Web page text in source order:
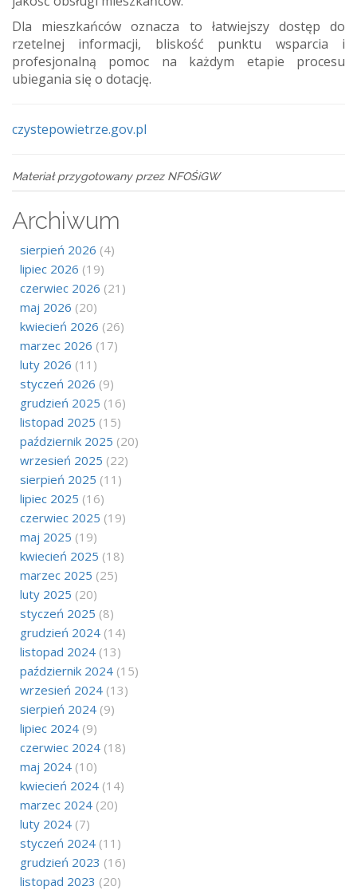
Dla mieszkańców oznacza to łatwiejszy dostęp do
rzetelnej informacji, bliskość punktu wsparcia i
profesjonalną pomoc na każdym etapie procesu
ubiegania się o dotację.
czystepowietrze.gov.pl
Materiał przygotowany przez NFOŚiGW
Archiwum
sierpień 2026 (4)
lipiec 2026 (19)
czerwiec 2026 (21)
maj 2026 (20)
kwiecień 2026 (26)
marzec 2026 (17)
luty 2026 (11)
styczeń 2026 (9)
grudzień 2025 (16)
listopad 2025 (15)
październik 2025 (20)
wrzesień 2025 (22)
sierpień 2025 (11)
lipiec 2025 (16)
czerwiec 2025 (19)
maj 2025 (19)
kwiecień 2025 (18)
marzec 2025 (25)
luty 2025 (20)
styczeń 2025 (8)
grudzień 2024 (14)
listopad 2024 (13)
październik 2024 (15)
wrzesień 2024 (13)
sierpień 2024 (9)
lipiec 2024 (9)
czerwiec 2024 (18)
maj 2024 (10)
kwiecień 2024 (14)
marzec 2024 (20)
luty 2024 (7)
styczeń 2024 (11)
grudzień 2023 (16)
listopad 2023 (20)